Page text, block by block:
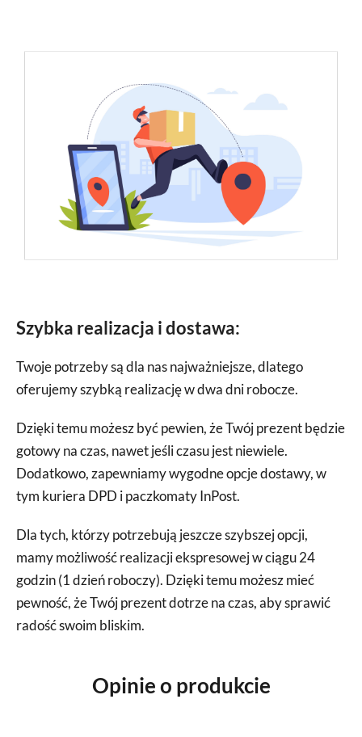
Szybka realizacja i dostawa:
Twoje potrzeby są dla nas najważniejsze, dlatego
oferujemy szybką realizację w dwa dni robocze.
Dzięki temu możesz być pewien, że Twój prezent będzie
gotowy na czas, nawet jeśli czasu jest niewiele.
Dodatkowo, zapewniamy wygodne opcje dostawy, w
tym kuriera DPD i paczkomaty InPost.
Dla tych, którzy potrzebują jeszcze szybszej opcji,
mamy możliwość realizacji ekspresowej w ciągu 24
godzin (1 dzień roboczy). Dzięki temu możesz mieć
pewność, że Twój prezent dotrze na czas, aby sprawić
radość swoim bliskim.
Opinie o produkcie